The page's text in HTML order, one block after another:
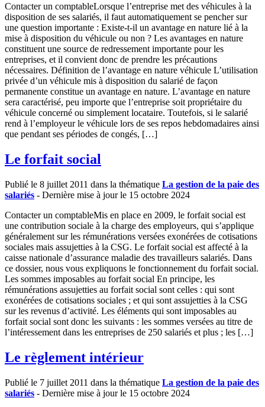
Contacter un comptableLorsque l’entreprise met des véhicules à la
disposition de ses salariés, il faut automatiquement se pencher sur
une question importante : Existe-t-il un avantage en nature lié à la
mise à disposition du véhicule ou non ? Les avantages en nature
constituent une source de redressement importante pour les
entreprises, et il convient donc de prendre les précautions
nécessaires. Définition de l’avantage en nature véhicule L’utilisation
privée d’un véhicule mis à disposition du salarié de façon
permanente constitue un avantage en nature. L’avantage en nature
sera caractérisé, peu importe que l’entreprise soit propriétaire du
véhicule concerné ou simplement locataire. Toutefois, si le salarié
rend à l’employeur le véhicule lors de ses repos hebdomadaires ainsi
que pendant ses périodes de congés, […]
Le forfait social
Publié le 8 juillet 2011 dans la thématique La gestion de la paie des
salariés - Dernière mise à jour le 15 octobre 2024
Contacter un comptableMis en place en 2009, le forfait social est
une contribution sociale à la charge des employeurs, qui s’applique
généralement sur les rémunérations versées exonérées de cotisations
sociales mais assujetties à la CSG. Le forfait social est affecté à la
caisse nationale d’assurance maladie des travailleurs salariés. Dans
ce dossier, nous vous expliquons le fonctionnement du forfait social.
Les sommes imposables au forfait social En principe, les
rémunérations assujetties au forfait social sont celles : qui sont
exonérées de cotisations sociales ; et qui sont assujetties à la CSG
sur les revenus d’activité. Les éléments qui sont imposables au
forfait social sont donc les suivants : les sommes versées au titre de
l’intéressement dans les entreprises de 250 salariés et plus ; les […]
Le règlement intérieur
Publié le 7 juillet 2011 dans la thématique La gestion de la paie des
salariés - Dernière mise à jour le 15 octobre 2024